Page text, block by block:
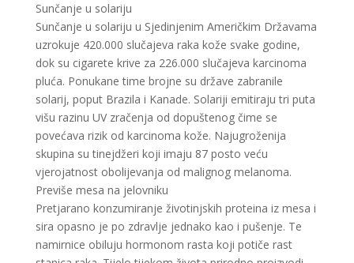
Sunčanje u solariju
Sunčanje u solariju u Sjedinjenim Američkim Državama
uzrokuje 420.000 slučajeva raka kože svake godine,
dok su cigarete krive za 226.000 slučajeva karcinoma
pluća. Ponukane time brojne su države zabranile
solarij, poput Brazila i Kanade. Solariji emitiraju tri puta
višu razinu UV zračenja od dopuštenog čime se
povećava rizik od karcinoma kože. Najugroženija
skupina su tinejdžeri koji imaju 87 posto veću
vjerojatnost obolijevanja od malignog melanoma.
Previše mesa na jelovniku
Pretjarano konzumiranje životinjskih proteina iz mesa i
sira opasno je po zdravlje jednako kao i pušenje. Te
namirnice obiluju hormonom rasta koji potiče rast
VIKTORIJA/ Kod 369
Tarot savjetnik je slobodan
TEHNIKE: astrologija, numerologija, tarot, radiestezija
Broj tel: 064/600-600
tel:0,93€ - mob:1,12€ min
ELA/ Kod 151
Tarot savjetnik je zauzet